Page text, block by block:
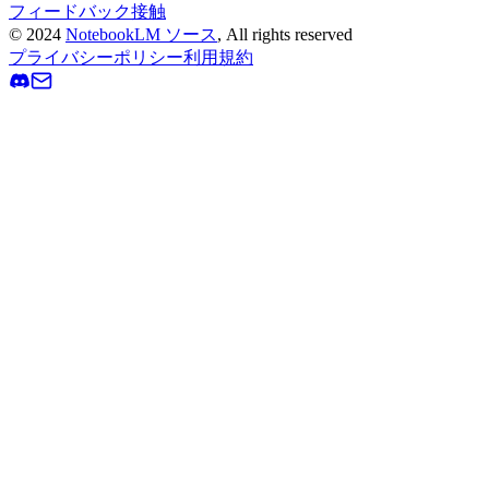
フィードバック接触
© 2024 NotebookLM ソース, All rights reserved
プライバシーポリシー利用規約